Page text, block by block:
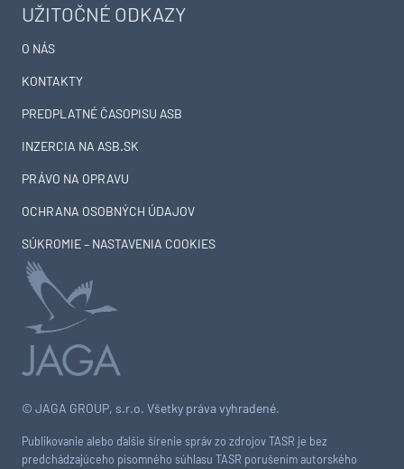
© JAGA GROUP, s.r.o. Všetky práva vyhradené.
Publikovanie alebo ďalšie šírenie správ zo zdrojov TASR je bez
predchádzajúceho písomného súhlasu TASR porušením autorského
UŽITOČNÉ ODKAZY
O NÁS
KONTAKTY
PREDPLATNÉ ČASOPISU ASB
INZERCIA NA ASB.SK
PRÁVO NA OPRAVU
OCHRANA OSOBNÝCH ÚDAJOV
SÚKROMIE – NASTAVENIA COOKIES